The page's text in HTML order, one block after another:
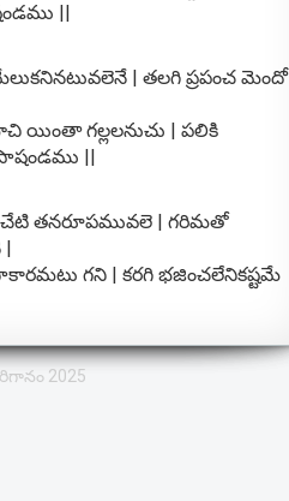
||
| తలగి ప్రపంచ మెందో
యింతా గల్లలనుచు | పలికి
||
తనరూపమువలె | గరిమతో
|
సాకారమటు గని | కరగి భజించలేనికష్టమే
2025